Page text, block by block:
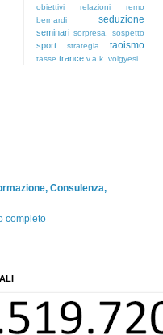
obiettivi relazioni
remo
bernardi
seduzione
seminari sorpresa. sospetto
sport strategia taoismo
tasse trance v.a.k. volgyesi
Consulenza,
completo